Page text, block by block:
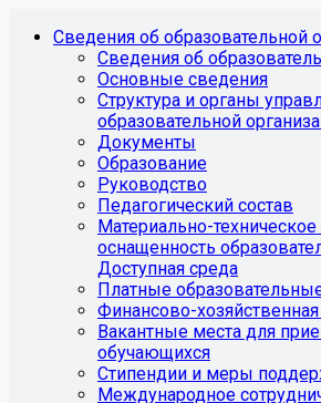
Сведения об образовательной
Сведения об
Основные сведения
Структура и органы
образовательной
Документы
Образование
Руководство
Педагогический состав
Материально-
оснащенность
Доступная среда
Платные
Финансово-хозяйственная
Вакантные места для
обучающихся
Стипендии и меры
Международное